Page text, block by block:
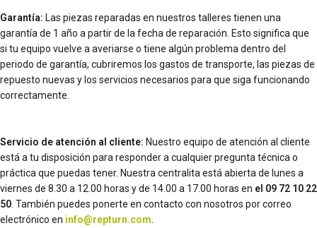
Garantía: Las piezas reparadas en nuestros talleres tienen una
garantía de 1 año a partir de la fecha de reparación. Esto significa que
si tu equipo vuelve a averiarse o tiene algún problema dentro del
periodo de garantía, cubriremos los gastos de transporte, las piezas de
repuesto nuevas y los servicios necesarios para que siga funcionando
correctamente.
Servicio de atención al cliente: Nuestro equipo de atención al cliente
está a tu disposición para responder a cualquier pregunta técnica o
práctica que puedas tener. Nuestra centralita está abierta de lunes a
viernes de 8.30 a 12.00 horas y de 14.00 a 17.00 horas en el 09 72 10 22
50 . También puedes ponerte en contacto con nosotros por correo
electrónico en info@repturn.com